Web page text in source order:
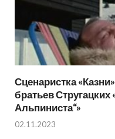
Сценаристка
братьев
Альпиниста“»
02.11.2023